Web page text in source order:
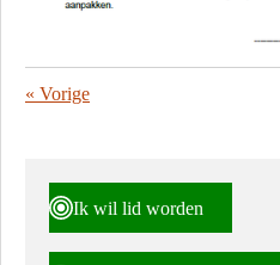
« Vorige
Ik wil lid worden